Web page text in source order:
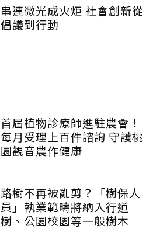
串連微光成火炬 社會創新從
倡議到行動
首屆植物診療師進駐農會！
每月受理上百件諮詢 守護桃
園觀音農作健康
路樹不再被亂剪？「樹保人
員」執業範疇將納入行道
樹、公園校園等一般樹木